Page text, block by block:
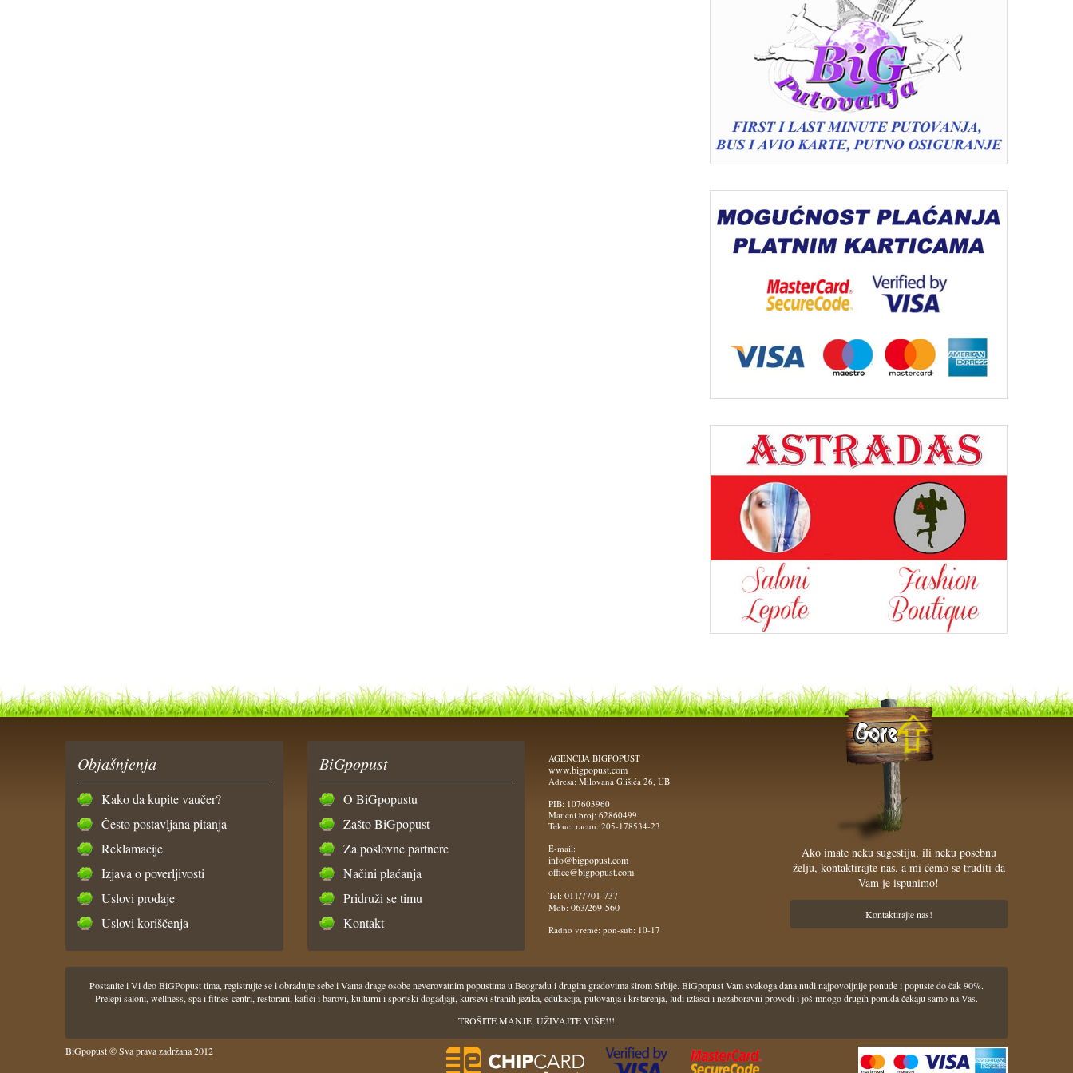
Objašnjenja
Kako da kupite vaučer?
Često postavljana pitanja
Reklamacije
Izjava o poverljivosti
Uslovi prodaje
Uslovi koriščenja
BiGpopust
O BiGpopustu
Zašto BiGpopust
Za poslovne partnere
Načini plaćanja
Pridruži se timu
Kontakt
AGENCIJA BIGPOPUST
www.bigpopust.com
Adresa: Milovana Glišića 26, UB
PIB: 107603960
Maticni broj: 62860499
Tekuci racun: 205-178534-23
E-mail:
info@bigpopust.com
office@bigpopust.com
Tel: 011/7701-737
Mob: 063/269-560
Radno vreme: pon-sub: 10-17
Ako imate neku sugestiju, ili neku posebnu
želju, kontaktirajte nas, a mi ćemo se truditi da
Vam je ispunimo!
Kontaktirajte nas!
Postanite i Vi deo BiGPopust tima, registrujte se i obradujte sebe i Vama drage osobe neverovatnim popustima u Beogradu i drugim gradovima širom Srbije. BiGpopust Vam svakoga dana nudi najpovoljnije ponude i popuste do čak 90%.
Prelepi saloni, wellness, spa i fitnes centri, restorani, kafići i barovi, kulturni i sportski dogadjaji, kursevi stranih jezika, edukacija, putovanja i krstarenja, ludi izlasci i nezaboravni provodi i još mnogo drugih ponuda čekaju samo na Vas.
TROŠITE MANJE, UŽIVAJTE VIŠE!!!
BiGpopust © Sva prava zadržana 2012